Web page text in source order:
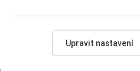
Upravit nastavení